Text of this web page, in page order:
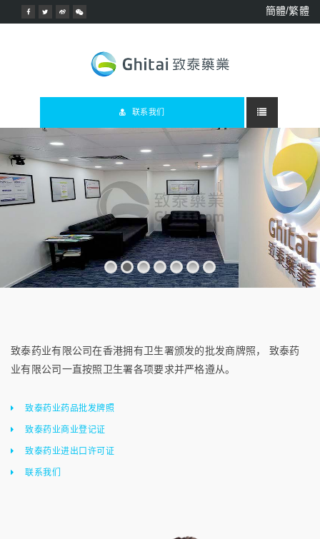
簡體/繁體
联系我们
致泰药业有限公司在香港拥有卫生署颁发的批发商牌照， 致泰药
业有限公司一直按照卫生署各项要求并严格遵从。
致泰药业药品批发牌照
致泰药业商业登记证
致泰药业进出口许可证
联系我们